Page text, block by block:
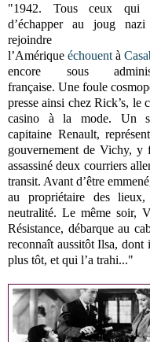
"1942. Tous ceux qui
d’échapper au joug
rejoindre
l’Amériqueéchouent à
encore sous
française. Une foule
presse ainsi chez Rick’s, le
casino à la mode. Un
capitaine Renault,
gouvernement de Vichy, y
assassiné deux courriers
transit. Avant d’être
au propriétaire des
neutralité. Le même soir,
Résistance, débarque au
reconnaît aussitôt Ilsa, dont
plus tôt, et qui l’a trahi..."